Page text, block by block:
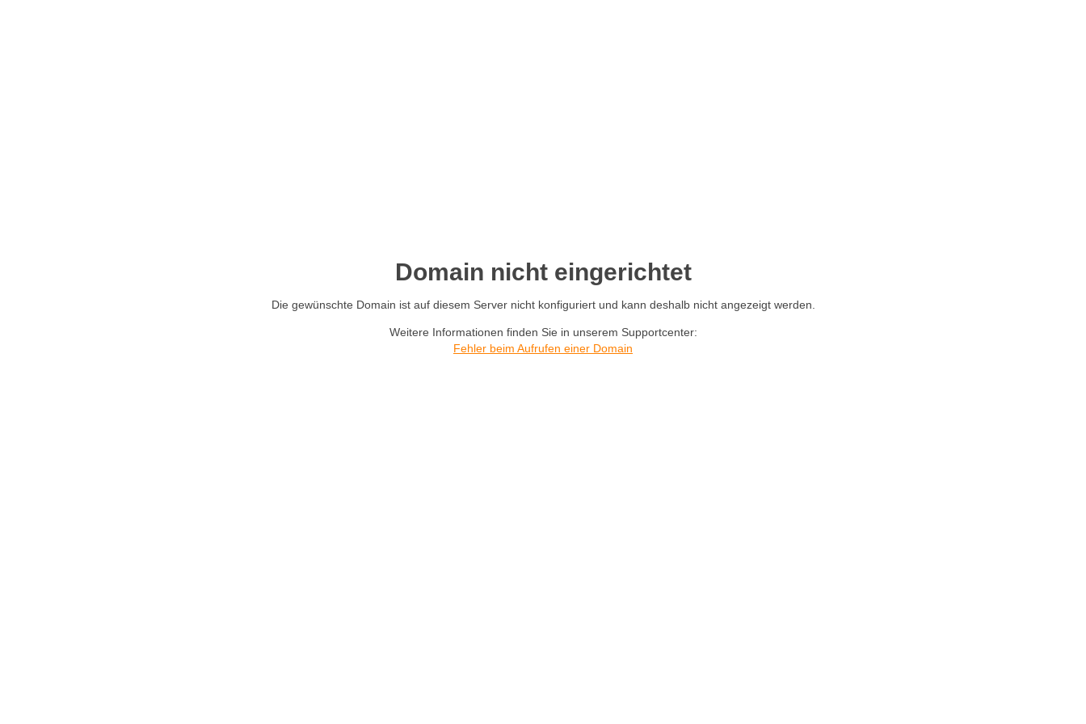
Domain nicht eingerichtet
Die gewünschte Domain ist auf diesem Server nicht konfiguriert und kann deshalb nicht angezeigt werden.
Weitere Informationen finden Sie in unserem Supportcenter:
Fehler beim Aufrufen einer Domain